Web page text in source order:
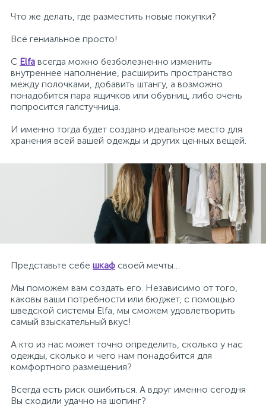
Что же делать, где разместить новые покупки?
Всё гениальное просто!
С Elfa всегда можно безболезненно изменить
внутреннее наполнение, расширить пространство
между полочками, добавить штангу, а возможно
понадобится пара ящичков или обувниц, либо очень
попросится галстучница.
И именно тогда будет создано идеальное место для
хранения всей вашей одежды и других ценных вещей.
Представьте себе шкаф своей мечты…
Мы поможем вам создать его. Независимо от того,
каковы ваши потребности или бюджет, с помощью
шведской системы Elfa, мы сможем удовлетворить
самый взыскательный вкус!
А кто из нас может точно определить, сколько у нас
одежды, сколько и чего нам понадобится для
комфортного размещения?
Всегда есть риск ошибиться. А вдруг именно сегодня
Вы сходили удачно на шопинг?
Террасная доска
Плинтус
Виниловый пол
Кровля
Сайдинг
Стеновые панели
Сумки, рюкзаки, валізи
Фото техніка
Нічники
Різні іграшки
Спорт та відпочинок
Творчість та розвиток
Принтери, сканери, БФП
Столы и стулья
Мала кухонна техніка
Пластикові меблі
Текстиль